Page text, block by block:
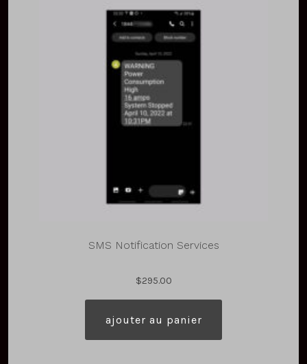
SMS Notification Services
$295.00
ajouter au panier